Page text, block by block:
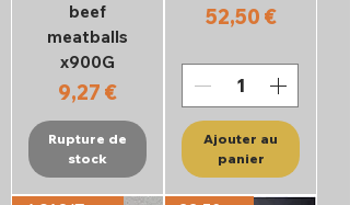
beef
meatballs
x900G
Prix
9,27 €
Rupture de
stock
Prix
52,50 €
Ajouter au
panier